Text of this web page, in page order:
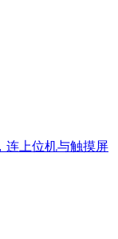
连上位机与触摸屏